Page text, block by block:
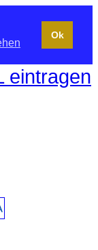
Ok
eintragen